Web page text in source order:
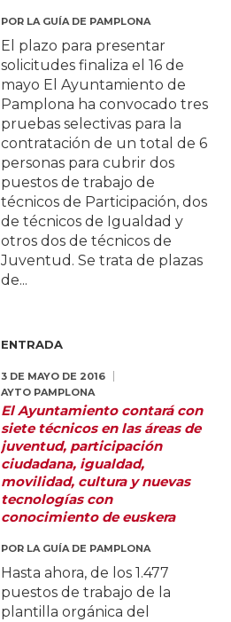
POR LA GUÍA DE PAMPLONA
El plazo para presentar
solicitudes finaliza el 16 de
mayo El Ayuntamiento de
Pamplona ha convocado tres
pruebas selectivas para la
contratación de un total de 6
personas para cubrir dos
puestos de trabajo de
técnicos de Participación, dos
de técnicos de Igualdad y
otros dos de técnicos de
Juventud. Se trata de plazas
de...
ENTRADA
3 DE MAYO DE 2016
AYTO PAMPLONA
El Ayuntamiento contará con
siete técnicos en las áreas de
juventud, participación
ciudadana, igualdad,
movilidad, cultura y nuevas
tecnologías con
conocimiento de euskera
POR LA GUÍA DE PAMPLONA
Hasta ahora, de los 1.477
puestos de trabajo de la
plantilla orgánica del